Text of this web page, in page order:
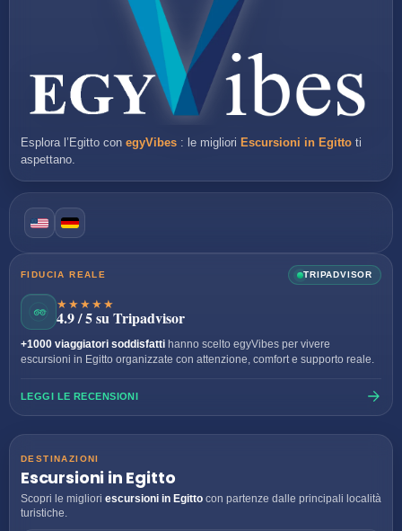
Esplora l’Egitto con egyVibes : le migliori Escursioni in Egitto ti
aspettano.
FIDUCIA REALE TRIPADVISOR
★★★★★
4.9 / 5 su Tripadvisor
+1000 viaggiatori soddisfatti hanno scelto egyVibes per vivere
escursioni in Egitto organizzate con attenzione, comfort e supporto reale.
LEGGI LE RECENSIONI
DESTINAZIONI
Escursioni in Egitto
Scopri le migliori escursioni in Egitto con partenze dalle principali località
turistiche.